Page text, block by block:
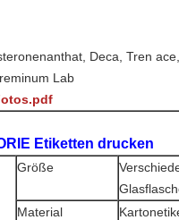
Deca, Tren
Lab
Etiketten drucken
Größe
Material